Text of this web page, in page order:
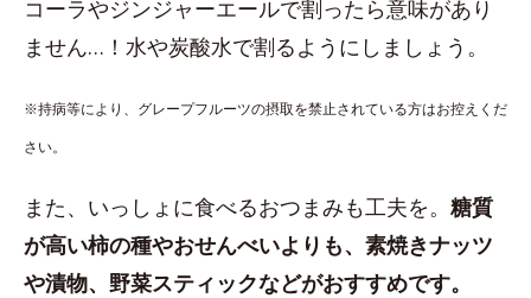
コーラやジンジャーエールで割ったら意味があり
ません…！水や炭酸水で割るようにしましょう。
※持病等により、グレープフルーツの摂取を禁止されている方はお控えくだ
さい。
また、いっしょに食べるおつまみも工夫を。 糖質
が高い柿の種やおせんべいよりも、素焼きナッツ
や漬物、野菜スティックなどがおすすめです。